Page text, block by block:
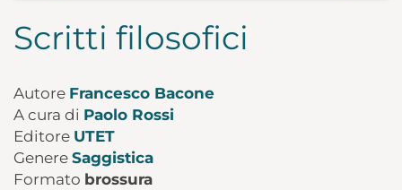
Scritti filosofici
Autore Francesco Bacone
A cura di Paolo Rossi
Editore UTET
Genere Saggistica
Formato brossura